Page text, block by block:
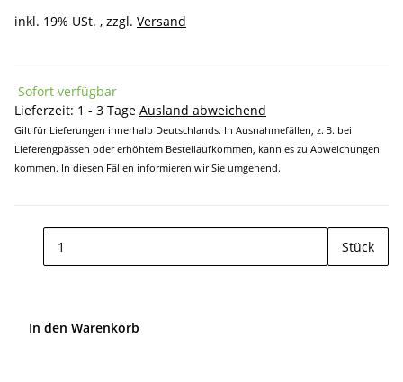
inkl. 19% USt. , zzgl. Versand
Sofort verfügbar
Lieferzeit: 1 - 3 Tage Ausland abweichend
Gilt für Lieferungen innerhalb Deutschlands. In Ausnahmefällen, z. B. bei
Lieferengpässen oder erhöhtem Bestellaufkommen, kann es zu Abweichungen
kommen. In diesen Fällen informieren wir Sie umgehend.
Stück
In den Warenkorb